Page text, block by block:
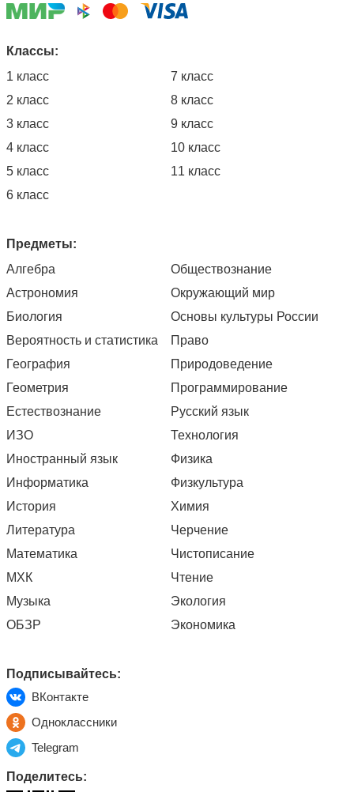
Классы:
1 класс
2 класс
3 класс
4 класс
5 класс
6 класс
7 класс
8 класс
9 класс
10 класс
11 класс
Предметы:
Алгебра
Астрономия
Биология
Вероятность и статистика
География
Геометрия
Естествознание
ИЗО
Иностранный язык
Информатика
История
Литература
Математика
МХК
Музыка
ОБЗР
Обществознание
Окружающий мир
Основы культуры России
Право
Природоведение
Программирование
Русский язык
Технология
Физика
Физкультура
Химия
Черчение
Чистописание
Чтение
Экология
Экономика
Подписывайтесь:
ВКонтакте
Одноклассники
Telegram
Поделитесь: